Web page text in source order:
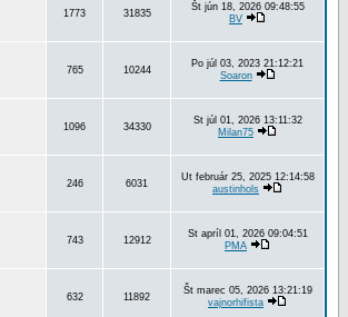
1773 31835
Št jún 18, 2026 09:48:55
BV
765 10244
Po júl 03, 2023 21:12:21
Soaron
1096 34330
St júl 01, 2026 13:11:32
Milan75
246 6031
Ut február 25, 2025 12:14:58
austinhols
743 12912
St apríl 01, 2026 09:04:51
PMA
632 11892
Št marec 05, 2026 13:21:19
vajnorhifista